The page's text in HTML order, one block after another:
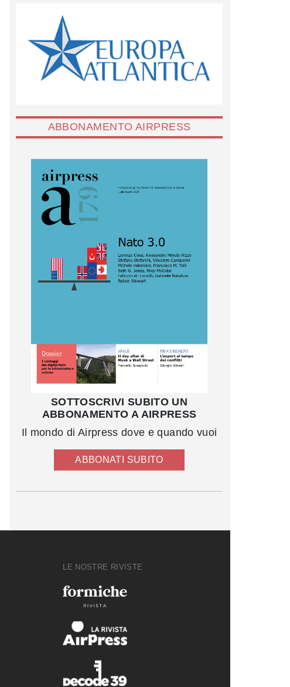
ABBONAMENTO AIRPRESS
SOTTOSCRIVI SUBITO UN
ABBONAMENTO A AIRPRESS
Il mondo di Airpress dove e quando vuoi
ABBONATI SUBITO
LE NOSTRE RIVISTE